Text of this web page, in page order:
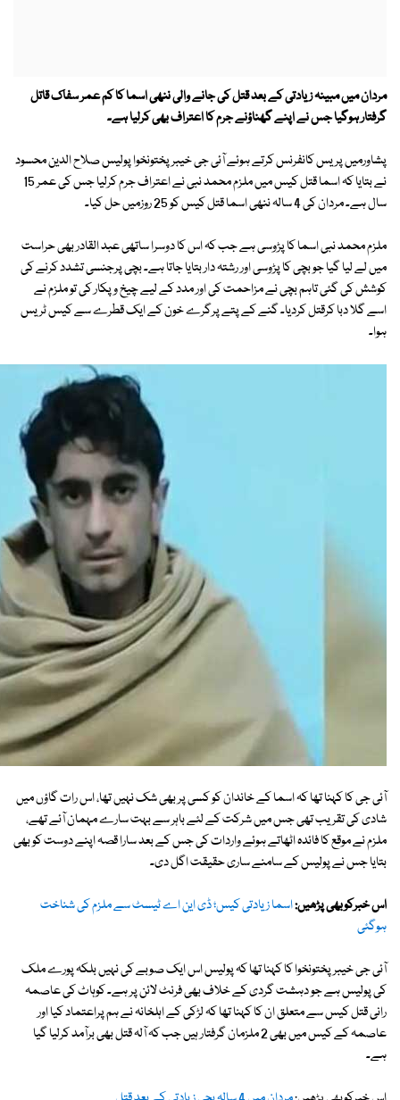
مردان میں مبینہ زیادتی کے بعد قتل کی جانے والی ننھی اسما کا کم عمر سفاک قاتل
گرفتار ہوگیا جس نے اپنے گھناؤنے جرم کا اعتراف بھی کرلیا ہے۔
پشاورمیں پریس کانفرنس کرتے ہوئے آئی جی خیبرپختونخوا پولیس صلاح الدین محسود
نے بتایا کہ اسما قتل کیس میں ملزم محمد نبی نے اعتراف جرم کرلیا جس کی عمر 15
سال ہے۔ مردان کی 4 سالہ ننھی اسما قتل کیس کو 25 روزمیں حل کیا۔
ملزم محمد نبی اسما کا پڑوسی ہے جب کہ اس کا دوسرا ساتھی عبد القادر بھی حراست
میں لے لیا گیا جو بچی کا پڑوسی اور رشتہ دار بتایا جاتا ہے۔ بچی پرجنسی تشدد کرنے کی
کوشش کی گئی تاہم بچی نے مزاحمت کی اور مدد کے لیے چیخ و پکار کی تو ملزم نے
اسے گلا دبا کرقتل کردیا۔ گنے کے پتے پرگرے خون کے ایک قطرے سے کیس ٹریس
ہوا۔
آئی جی کا کہنا تھا کہ اسما کے خاندان کو کسی پر بھی شک نہیں تھا، اس رات گاؤں میں
شادی کی تقریب تھی جس میں شرکت کے لئے باہر سے بہت سارے مہمان آئے تھے،
ملزم نے موقع کا فائدہ اٹھاتے ہوئے واردات کی جس کے بعد سارا قصہ اپنے دوست کو بھی
بتایا جس نے پولیس کے سامنے ساری حقیقت اگل دی۔
اس خبرکوبھی پڑھیں:اسما زیادتی کیس؛ ڈی این اے ٹیسٹ سے ملزم کی شناخت
ہوگئی
آئی جی خیبرپختونخوا کا کہنا تھا کہ پولیس اس ایک صوبے کی نہیں بلکہ پورے ملک
کی پولیس ہے جو دہشت گردی کے خلاف بھی فرنٹ لائن پر ہے۔ کوہاٹ کی عاصمہ
رانی قتل کیس سے متعلق ان کا کہنا تھا کہ لڑکی کے اہلخانہ نے ہم پراعتماد کیا اور
عاصمہ کے کیس میں بھی 2 ملزمان گرفتار ہیں جب کہ آلہ قتل بھی برآمد کرلیا گیا
ہے۔